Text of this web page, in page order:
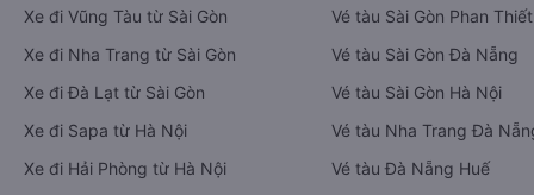
Xe đi Vũng Tàu từ Sài Gòn
Xe đi Nha Trang từ Sài Gòn
Xe đi Đà Lạt từ Sài Gòn
Xe đi Sapa từ Hà Nội
Xe đi Hải Phòng từ Hà Nội
Vé tàu Sài Gòn Phan Thiết
Vé tàu Sài Gòn Đà Nẵng
Vé tàu Sài Gòn Hà Nội
Vé tàu Nha Trang Đà
Vé tàu Đà Nẵng Huế